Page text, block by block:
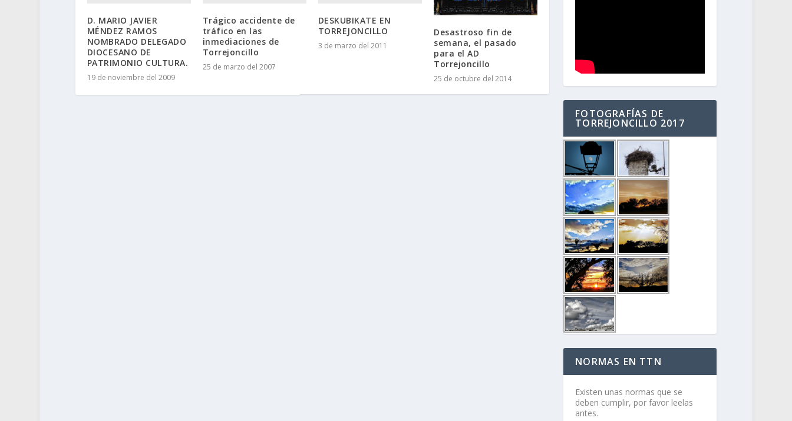
D. MARIO JAVIER
MÉNDEZ RAMOS
NOMBRADO DELEGADO
DIOCESANO DE
PATRIMONIO CULTURA.
19 de noviembre del 2009
Trágico accidente de
tráfico en las
inmediaciones de
Torrejoncillo
25 de marzo del 2007
DESKUBIKATE EN
TORREJONCILLO
3 de marzo del 2011
Desastroso fin de
semana, el pasado
para el AD
Torrejoncillo
25 de octubre del 2014
FOTOGRAFÍAS DE
TORREJONCILLO 2017
NORMAS EN TTN
Existen unas normas que se
deben cumplir, por favor leelas
antes.